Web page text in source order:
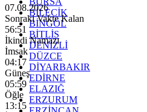
BİLECİK
BİNGÖL
BİTLİS
DENİZLİ
DÜZCE
DİYARBAKIR
EDİRNE
ELAZIĞ
ERZURUM
07.08.2026
Sonraki Vakte Kalan
56:50
İkindi Namazı
İmsak
04:17
Güneş
05:59
Öğle
13:15